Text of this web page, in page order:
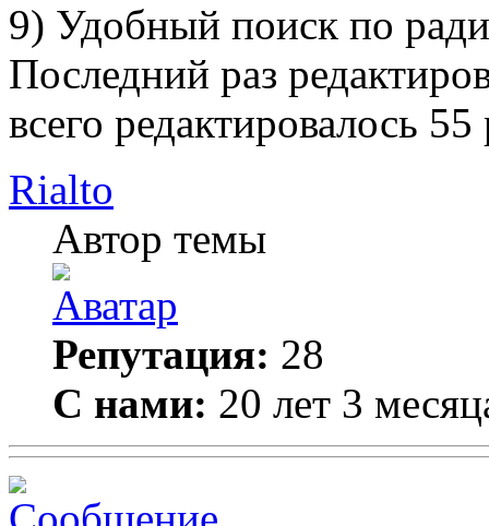
9) Удобный поиск по
Последний раз
всего редактировалось 55
Rialto
Автор темы
Репутация: 28
С нами: 20 лет 3